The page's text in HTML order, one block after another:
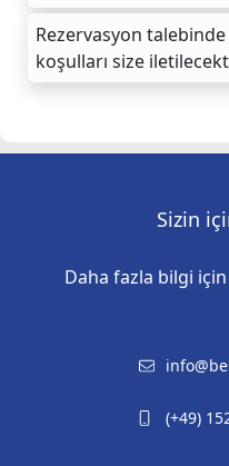
Rezervasyon
koşulları size
Sizin
Daha fazla bilgi
(+49)